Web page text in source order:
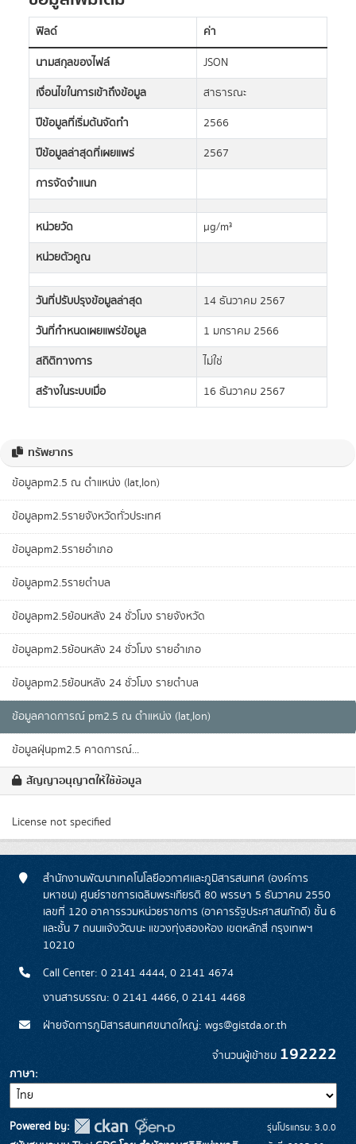
ทรัพยากร
ข้อมูลpm2.5 ณ ตำแหน่ง (lat,lon)
ข้อมูลpm2.5รายจังหวัดทั่วประเทศ
ข้อมูลpm2.5รายอำเภอ
ข้อมูลpm2.5รายตำบล
ข้อมูลpm2.5ย้อนหลัง 24 ชั่วโมง รายจังหวัด
ข้อมูลpm2.5ย้อนหลัง 24 ชั่วโมง รายอำเภอ
ข้อมูลpm2.5ย้อนหลัง 24 ชั่วโมง รายตำบล
ข้อมูลคาดการณ์ pm2.5 ณ ตำแหน่ง (lat,lon)
ข้อมูลฝุ่นpm2.5 คาดการณ์...
สัญญาอนุญาตให้ใช้ข้อมูล
License not specified
ฟิลด์
ค่า
นามสกุลของไฟล์
JSON
เงื่อนไขในการเข้าถึงข้อมูล
สาธารณะ
ปีข้อมูลที่เริ่มต้นจัดทำ
2566
ปีข้อมูลล่าสุดที่เผยแพร่
2567
การจัดจำแนก
หน่วยวัด
µg/m³
หน่วยตัวคูณ
วันที่ปรับปรุงข้อมูลล่าสุด
14 ธันวาคม 2567
วันที่กำหนดเผยแพร่ข้อมูล
1 มกราคม 2566
สถิติทางการ
ไม่ใช่
สร้างในระบบเมื่อ
16 ธันวาคม 2567
สำนักงานพัฒนาเทคโนโลยีอวกาศและภูมิสารสนเทศ (องค์การ
มหาชน) ศูนย์ราชการเฉลิมพระเกียรติ 80 พรรษา 5 ธันวาคม 2550
เลขที่ 120 อาคารรวมหน่วยราชการ (อาคารรัฐประศาสนภักดี) ชั้น 6
และชั้น 7 ถนนแจ้งวัฒนะ แขวงทุ่งสองห้อง เขตหลักสี่ กรุงเทพฯ
10210
Call Center: 0 2141 4444, 0 2141 4674
งานสารบรรณ: 0 2141 4466, 0 2141 4468
ฝ่ายจัดการภูมิสารสนเทศขนาดใหญ่: wgs@gistda.or.th
จำนวนผู้เข้าชม 192222
ภาษา
Powered by:
รุ่นโปรแกรม: 3.0.0